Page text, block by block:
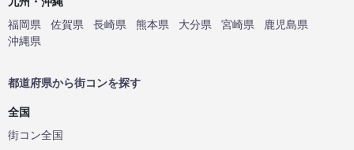
福岡県
佐賀県 長崎県 熊本県 大分県 宮崎県
鹿児島県
沖縄県
都道府県から街コンを探す
全国
街コン全国